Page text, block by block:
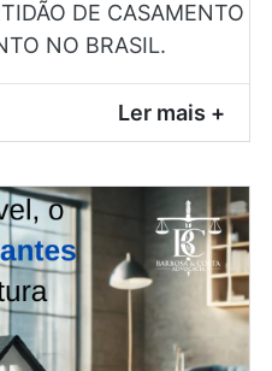
DE CASAMENTO
NO BRASIL.
Ler mais +